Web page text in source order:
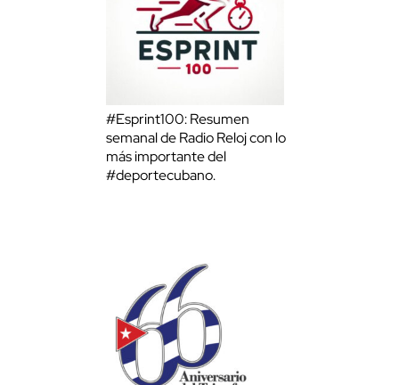
#Esprint100: Resumen
semanal de Radio Reloj con lo
más importante del
#deportecubano.